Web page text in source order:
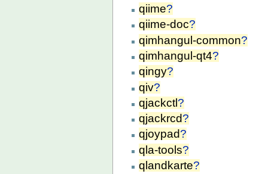
qiime?
qiime-doc?
qimhangul-common?
qimhangul-qt4?
qingy?
qiv?
qjackctl?
qjackrcd?
qjoypad?
qla-tools?
qlandkarte?